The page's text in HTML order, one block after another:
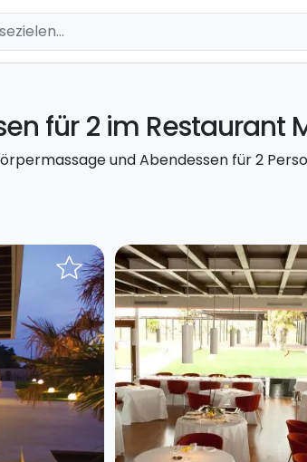
für 2 im Restaurant
und Abendessen für 2